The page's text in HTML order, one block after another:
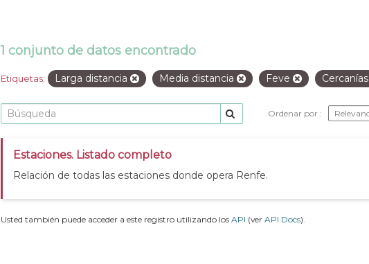
1 conjunto de datos encontrado
Etiquetas: Larga distancia Media distancia Feve Cercanías
Ordenar por
Estaciones. Listado completo
Relación de todas las estaciones donde opera Renfe.
Usted también puede acceder a este registro utilizando los API (ver API Docs).